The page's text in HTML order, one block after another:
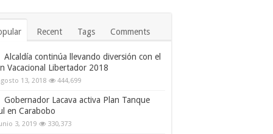
Recent Tags Comments
Alcaldía continúa llevando diversión con el
Vacacional Libertador 2018
13, 2018 444,699
Gobernador Lacava activa Plan Tanque
en Carabobo
3, 2019 330,373